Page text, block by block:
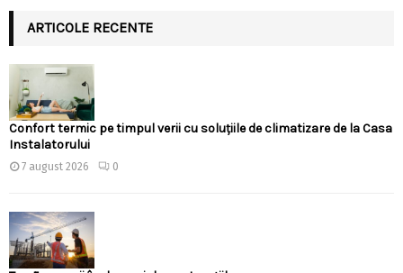
ARTICOLE RECENTE
Confort termic pe timpul verii cu soluțiile de climatizare de la Casa
Instalatorului
7 august 2026 0